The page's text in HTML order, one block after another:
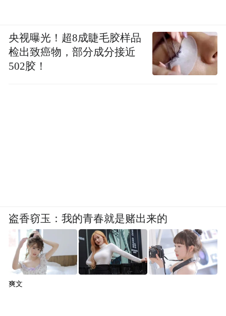
央视曝光！超8成睫毛胶样品
检出致癌物，部分成分接近
502胶！
盗香窃玉：我的青春就是赌出来的
爽文